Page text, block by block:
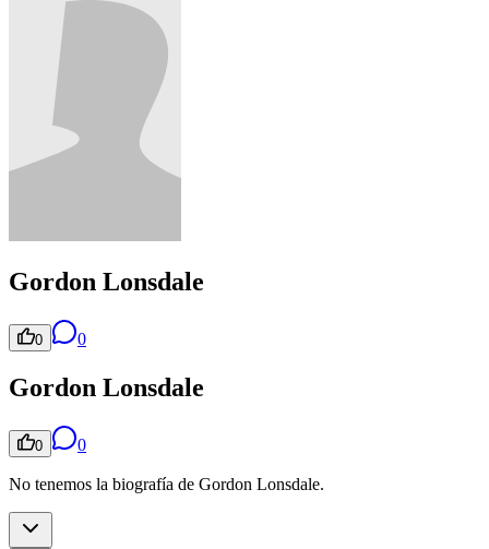
Gordon Lonsdale
0 0
Gordon Lonsdale
0 0
No tenemos la biografía de Gordon Lonsdale.